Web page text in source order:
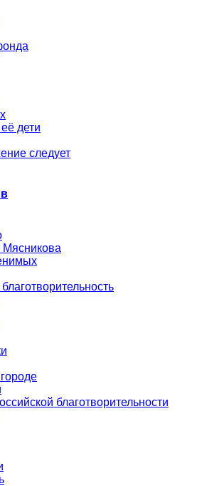
дети
следует
Мясникова
благотворительности